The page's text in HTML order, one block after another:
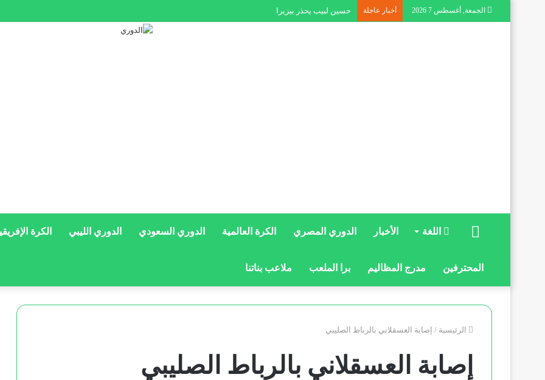
الجمعة, أغسطس 7 2026 أخبار عاجلة حسين لبيب يحذر بيزيرا
الرئيسيةاللغة الأخبار الدوري المصري الكرة العالمية الدوري السعودي الدوري الليبي الكرة
المحترفين مدرج المظاليم برا الملعب ملاعب بناتنا
الرئيسية / إصابة العسقلاني بالرباط الصليبي
إصابة العسقلاني بالرباط الصليبي